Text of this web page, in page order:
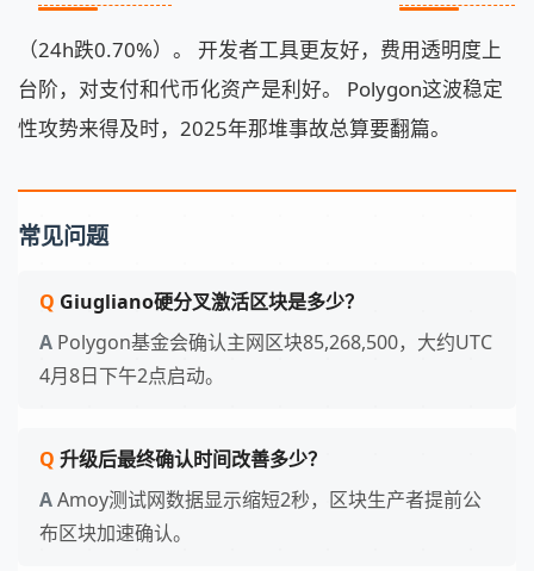
（24h跌0.70%）。 开发者工具更友好，费用透明度上
台阶，对支付和代币化资产是利好。 Polygon这波稳定
性攻势来得及时，2025年那堆事故总算要翻篇。
常见问题
Giugliano硬分叉激活区块是多少？
Polygon基金会确认主网区块85,268,500，大约UTC
4月8日下午2点启动。
升级后最终确认时间改善多少？
Amoy测试网数据显示缩短2秒，区块生产者提前公
布区块加速确认。